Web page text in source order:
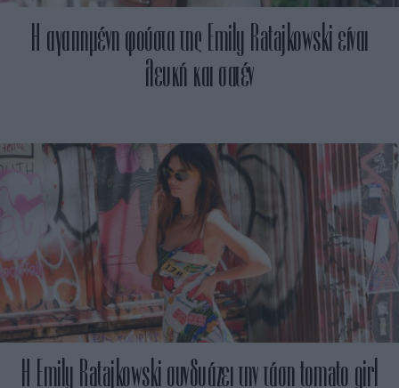
Η αγαπημένη φούστα της Emily Ratajkowski είναι
λευκή και σατέν
H Emily Ratajkowski συνδυάζει την τάση tomato girl